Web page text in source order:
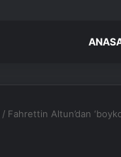
/ Fahrettin Altun’dan